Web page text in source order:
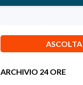
ASCOLTA
ARCHIVIO 24 ORE